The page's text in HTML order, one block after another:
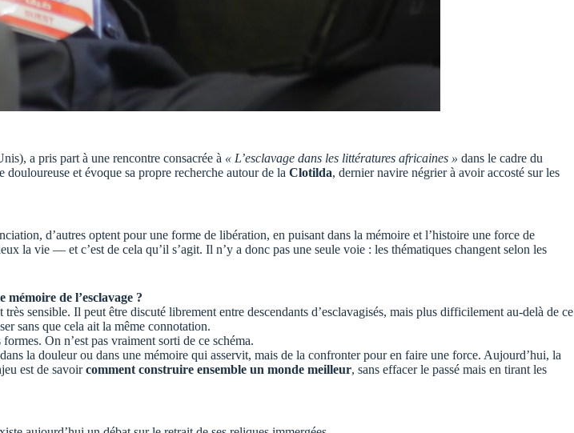
a pris part à une rencontre consacrée à « L’esclavage dans les littératures africaines » dans le cadre du
et évoque sa propre recherche autour de la Clotilda, dernier navire négrier à avoir accosté sur les
d’autres optent pour une forme de libération, en puisant dans la mémoire et l’histoire une force de
la vie — et c’est de cela qu’il s’agit. Il n’y a donc pas une seule voie : les thématiques changent selon les
de l’esclavage ?
sensible. Il peut être discuté librement entre descendants d’esclavagisés, mais plus difficilement au-delà de ce
sans que cela ait la même connotation.
On n’est pas vraiment sorti de ce schéma.
la douleur ou dans une mémoire qui asservit, mais de la confronter pour en faire une force. Aujourd’hui, la
est de savoircomment construire ensemble un monde meilleur, sans effacer le passé mais en tirant les